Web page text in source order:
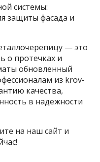
системы:
защиты фасада и
— это
о протечках и
обновленный
из krov-
качества,
в надежности
на наш сайт и